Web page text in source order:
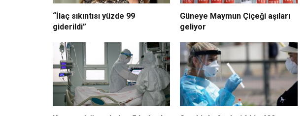
“İlaç sıkıntısı yüzde 99
giderildi”
Güneye Maymun Çiçeği aşıları
geliyor